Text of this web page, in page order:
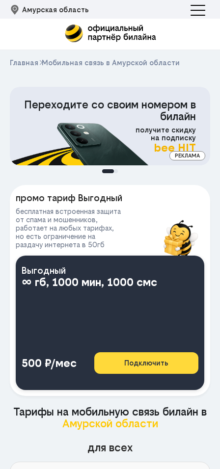
Амурская область
Главная Мобильная связь в Амурской области
Переходите со своим номером в
билайн
получите скидку
на подписку
bee HIT
РЕКЛАМА
промо тариф Выгодный
бесплатная встроенная защита
от спама и мошенников,
работает на любых тарифах,
но есть ограничение на
раздачу интернета в 50гб
Выгодный
∞ гб, 1000 мин, 1000 смс
500 ₽/мес Подключить
Тарифы на мобильную связь билайн в
Амурской области
для всех